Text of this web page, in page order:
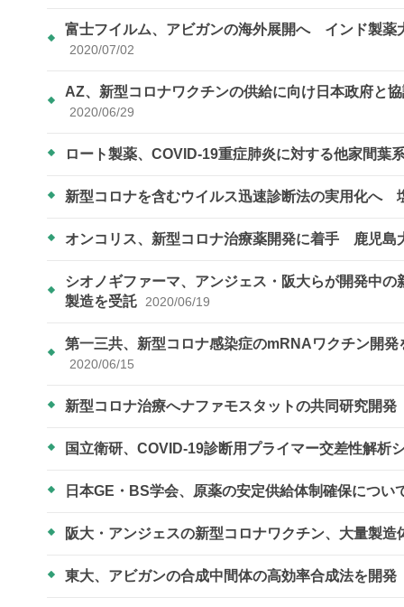
富士フイルム、アビガンの海外展開へ インド製薬
2020/07/02
AZ、新型コロナワクチンの供給に向け日本政府と
2020/06/29
ロート製薬、COVID-19重症肺炎に対する他家間葉
新型コロナを含むウイルス迅速診断法の実用化へ
オンコリス、新型コロナ治療薬開発に着手 鹿児島
シオノギファーマ、アンジェス・阪大らが開発中
製造を受託
2020/06/19
第一三共、新型コロナ感染症のmRNAワクチン開
2020/06/15
新型コロナ治療へナファモスタットの共同研究
国立衛研、COVID-19診断用プライマー交差性解析
日本GE・BS学会、原薬の安定供給体制確保につ
阪大・アンジェスの新型コロナワクチン、大量製
東大、アビガンの合成中間体の高効率合成法を開発